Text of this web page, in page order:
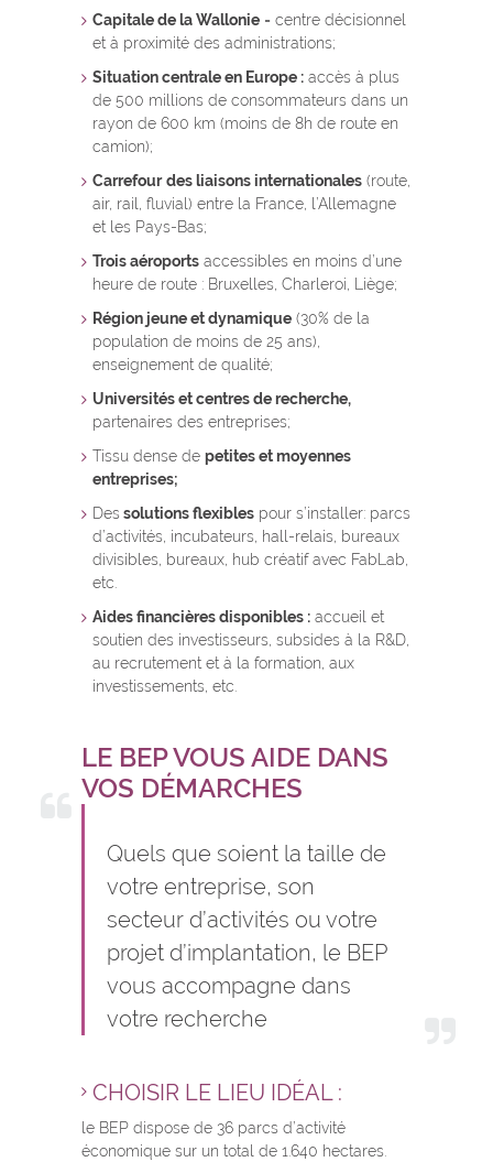
Capitale de la Wallonie = centre décisionnel
et à proximité des administrations;
Situation centrale en Europe : accès à plus
de 500 millions de consommateurs dans un
rayon de 600 km (moins de 8h de route en
camion);
Carrefour des liaisons internationales (route,
air, rail, fluvial) entre la France, l’Allemagne
et les Pays-Bas;
Trois aéroports accessibles en moins d’une
heure de route : Bruxelles, Charleroi, Liège;
Région jeune et dynamique (30% de la
population de moins de 25 ans),
enseignement de qualité;
Universités et centres de recherche,
partenaires des entreprises;
Tissu dense de petites et moyennes
entreprises;
Dessolutions flexibles pour s’installer: parcs
d’activités, incubateurs, hall-relais, bureaux
divisibles, bureaux, hub créatif avec FabLab,
etc.
Aides financières disponibles : accueil et
soutien des investisseurs, subsides à la R&D,
au recrutement et à la formation, aux
investissements, etc.
LE BEP VOUS AIDE DANS
VOS DÉMARCHES
Quels que soient la taille de
votre entreprise, son
secteur d’activités ou votre
projet d’implantation, le BEP
vous accompagne dans
votre recherche
CHOISIR LE LIEU IDÉAL :
le BEP dispose de 36 parcs d’activité
économique sur un total de 1.640 hectares.